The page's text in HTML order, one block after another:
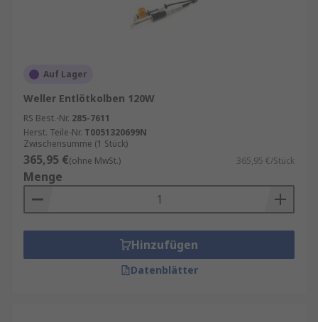
Auf Lager
Weller Entlötkolben 120W
RS Best.-Nr. 285-7611
Herst. Teile-Nr. T0051320699N
Zwischensumme (1 Stück)
365,95 €(ohne MwSt.) 365,95 €/Stück
Menge
Hinzufügen
Datenblätter